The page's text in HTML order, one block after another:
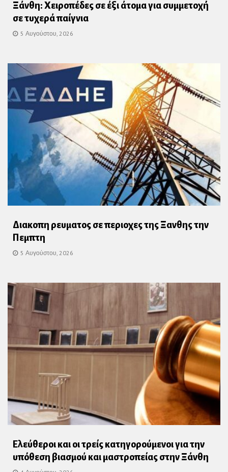
Ξάνθη: Χειροπέδες σε έξι άτομα για συμμετοχή
σε τυχερά παίγνια
5 Αυγούστου, 2026
Διακοπη ρευματος σε περιοχες της Ξανθης την
Πεμπτη
5 Αυγούστου, 2026
Ελεύθεροι και οι τρείς κατηγορούμενοι για την
υπόθεση βιασμού και μαστροπείας στην Ξάνθη